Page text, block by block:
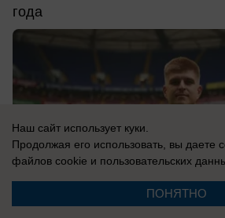
года
Наш сайт использует куки.
Продолжая его использовать, вы даете
файлов cookie и пользовательских
ПОНЯТНО